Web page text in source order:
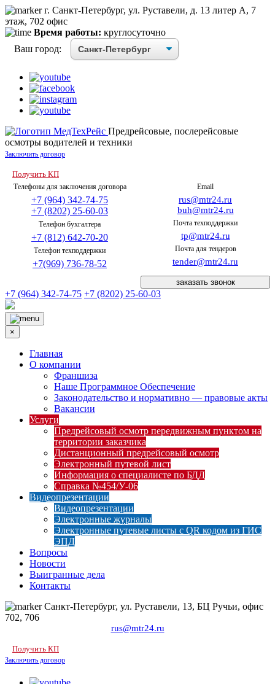
г. Санкт-Петербург, ул. Руставели, д. 13 литер А, 7
этаж, 702 офис
Время работы: круглосуточно
Ваш город:
Предрейсовые, послерейсовые
осмотры водителей и техники
Заключить договор
Получить КП
Телефоны для заключения договора
+7 (964) 342-74-75
+7 (8202) 25-60-03
Телефон бухгалтера
+7 (812) 642-70-20
Телефон техподдержки
+7(969) 736-78-52
Email
rus@mtr24.ru
buh@mtr24.ru
Почта техподдержки
tp@mtr24.ru
Почта для тендеров
tender@mtr24.ru
заказать звонок
+7 (964) 342-74-75 +7 (8202) 25-60-03
×
Главная
О компании
Франшиза
Наше Программное Обеспечение
Законодательство и нормативно — правовые акты
Вакансии
Услуги
Предрейсовый осмотр передвижным пунктом на
территории заказчика
Дистанционный предрейсовый осмотр
Электронный путевой лист
Информация о специалисте по БДД
Справка №454/У-06
Видеопрезентации
Видеопрезентации
Электронные журналы
Электронные путевые листы с QR кодом из ГИС
ЭПД
Вопросы
Новости
Выигранные дела
Контакты
Санкт-Петербург, ул. Руставели, 13, БЦ Ручьи, офис
702, 706
rus@mtr24.ru
Получить КП
Заключить договор